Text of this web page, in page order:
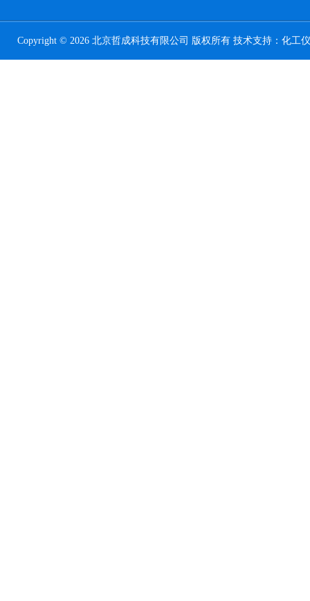
Copyright © 2026 北京哲成科技有限公司 版权所有 技术支持： 化工